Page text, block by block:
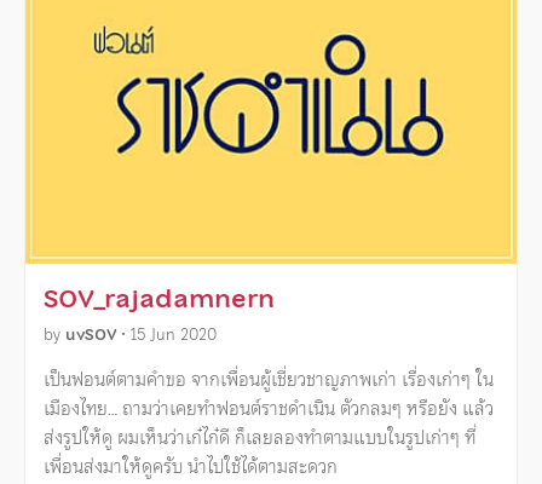
SOV_rajadamnern
by uvSOV • 15 Jun 2020
เป็นฟอนต์ตามคำขอ จากเพื่อนผู้เชี่ยวชาญภาพเก่า เรื่องเก่าๆ ใน
เมืองไทย… ถามว่าเคยทำฟอนต์ราชดำเนิน ตัวกลมๆ หรือยัง แล้ว
ส่งรูปให้ดู ผมเห็นว่าเก๋ไก๋ดี ก็เลยลองทำตามแบบในรูปเก่าๆ ที่
เพื่อนส่งมาให้ดูครับ นำไปใช้ได้ตามสะดวก